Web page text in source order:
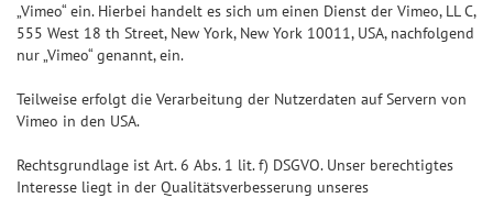
„Vimeo“ ein. Hierbei handelt es sich um einen Dienst der Vimeo, LL C,
555 West 18 th Street, New York, New York 10011, USA, nachfolgend
nur „Vimeo“ genannt, ein.
Teilweise erfolgt die Verarbeitung der Nutzerdaten auf Servern von
Vimeo in den USA.
Rechtsgrundlage ist Art. 6 Abs. 1 lit. f) DSGVO. Unser berechtigtes
Interesse liegt in der Qualitätsverbesserung unseres